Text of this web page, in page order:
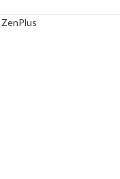
ZenPlus